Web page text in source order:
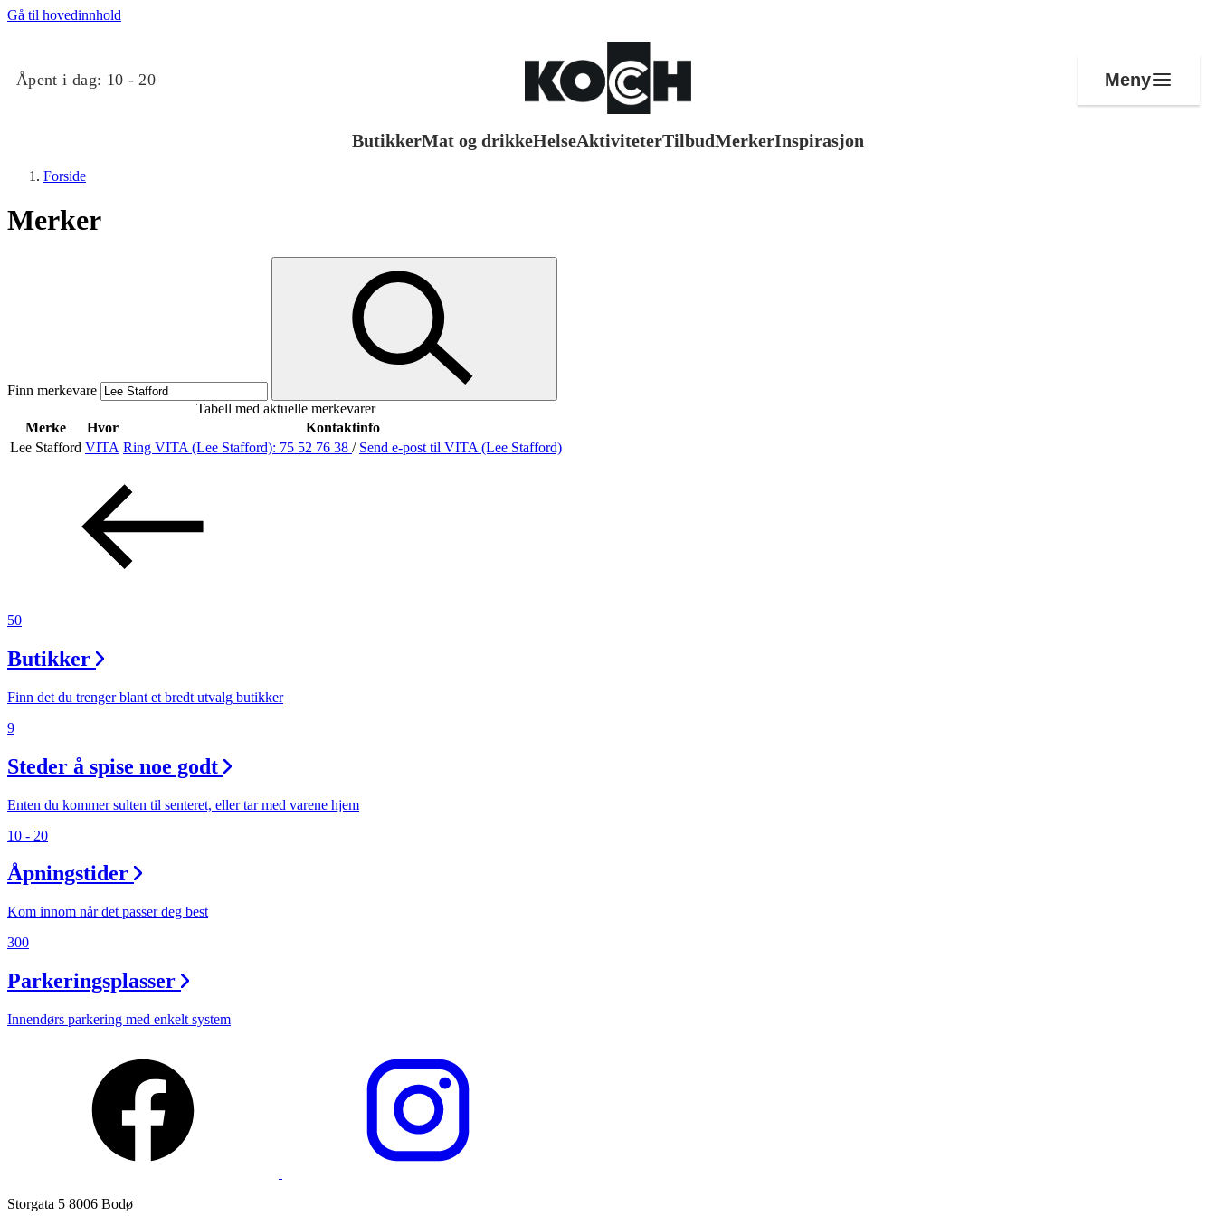
Gå til hovedinnhold
Åpent i dag: 10 - 20 Meny
ButikkerMat og drikkeHelseAktiviteterTilbudMerkerInspirasjon
Mat og drikke
Helse
Aktiviteter
Tilbud
Inspirasjon
Praktisk informasjon
Kundeklubb
Forside
Merker
Finn merkevare
Tabell med aktuelle merkevarer
Merke
Hvor
Kontaktinfo
Lee Stafford VITA Ring VITA (Lee Stafford): 75 52 76 38 / Send e-post til VITA (Lee Stafford)
50
Butikker
Finn det du trenger blant et bredt utvalg butikker
9
Steder å spise noe godt
Enten du kommer sulten til senteret, eller tar med varene hjem
10 - 20
Åpningstider
Kom innom når det passer deg best
300
Parkeringsplasser
Innendørs parkering med enkelt system
Storgata 5 8006 Bodø